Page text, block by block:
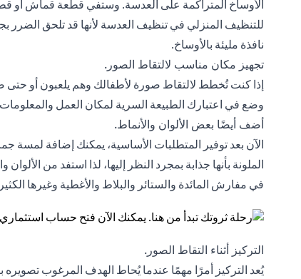
الأوساخ المتراكمة على العدسة. وستفي قطعة قماش أو
للتنظيف المنزلي في تنظيف العدسة لأنها قد تلحق الضرر
نافذة مليئة بالأوساخ.
تجهيز مكان مناسب لالتقاط الصور.
إذا كنت تُخطط لالتقاط صورة لأطفالك وهم يلعبون أو
وضع في اعتبارك الطبيعة السرية لمكان العمل
أضف أيضًا بعض الألوان والأنماط.
الآن بعد توفير المتطلبات الأساسية، يمكنك إضافة لمسة
الملونة بأنها جذابة بمجرد النظر إليها، لذا استفد من
في مفارش المائدة والستائر والبلاط والأغطية وغيرها
التركيز أثناء التقاط الصور.
يُعد التركيز أمرًا مهمًا عندما يُحاط الهدف المرغوب تصويره